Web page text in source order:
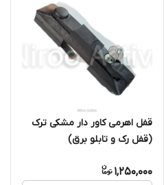
قفل اهرمی کاور دار مشکی ترک
(قفل رک و تابلو برق)
1,250,000